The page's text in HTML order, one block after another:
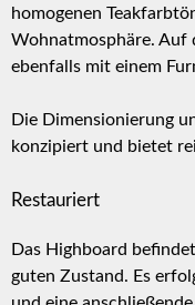
homogenen
Wohnatmosphäre. Auf
ebenfalls mit einem
Die Dimensionierung
konzipiert und bietet
Restauriert
Das Highboard
guten Zustand. Es